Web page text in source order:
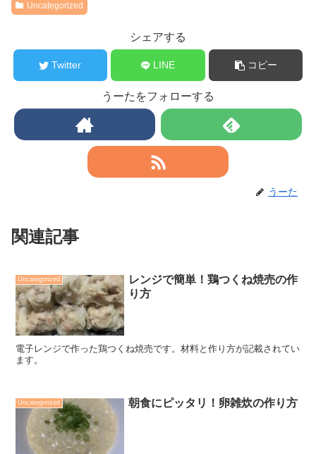
Uncategorized
シェアする
Twitter LINE コピー
うーたをフォローする
うーた
関連記事
Uncategorized
レンジで簡単！鶏つくね焼売の作
り方
電子レンジで作った鶏つくね焼売です。材料と作り方が記載されてい
ます。
Uncategorized 朝食にピッタリ！卵雑炊の作り方